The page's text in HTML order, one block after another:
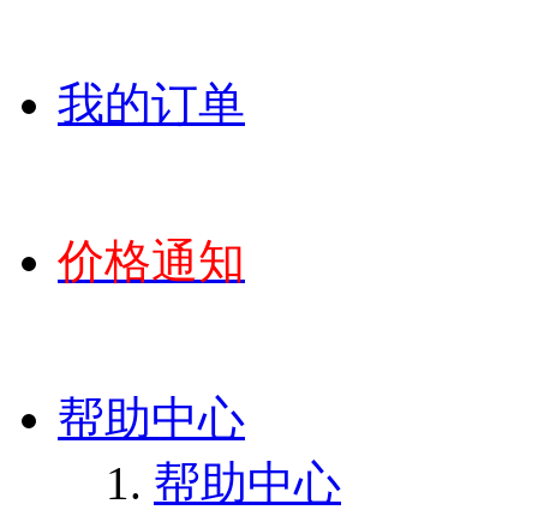
我的订单
价格通知
帮助中心
帮助中心